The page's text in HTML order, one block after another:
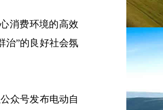
消费环境的高效
治”的良好社会氛
众号发布电动自